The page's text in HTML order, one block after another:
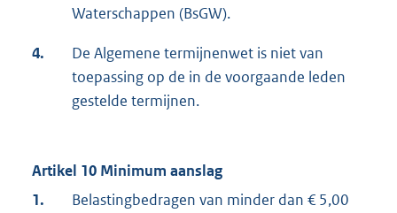
Waterschappen (BsGW).
4.
De Algemene termijnenwet is niet van
toepassing op de in de voorgaande leden
gestelde termijnen.
Artikel 10 Minimum aanslag
1.
Belastingbedragen van minder dan € 5,00